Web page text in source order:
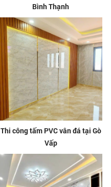
Bình Thạnh
Thi công tấm PVC vân đá tại Gò
Vấp